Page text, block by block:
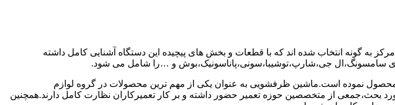
به گونه انتخاب شده اند که با قطعات و بخش های پیچیده این دستگاه آشنایی کامل داشته
سامسونگ،ال جی،شارپ،توشیبا،سونی،پاناسونیک،بوش و …را شامل می شود.
نموده است.ماشین ظرفشویی به عنوان یکی از مهم ترین محصولات در گروه لوازم
بحث،جمعی از متخصصین حوزه تعمیر حضور داشته و بر کار تعمیرکاران نظارت کامل دارند.همچنین